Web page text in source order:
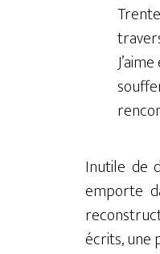
Inutile de
emporte
écrits, une